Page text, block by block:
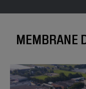
MEMBRANE